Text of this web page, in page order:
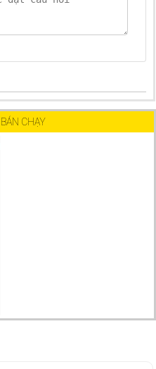
BÁN CHẠY